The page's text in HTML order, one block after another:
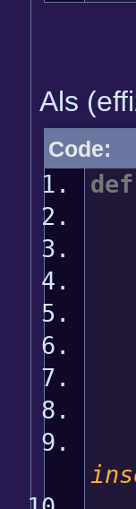
Als
Code:
def